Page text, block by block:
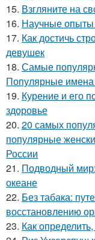
15. Взгляните на
16. Научные опыты
17. Как достичь
девушек
18. Самые
Популярные имена
19. Курение и его
здоровье
20. 20 самых
популярные
России
21. Подводный
океане
22. Без табака:
восстановлению
23. Как